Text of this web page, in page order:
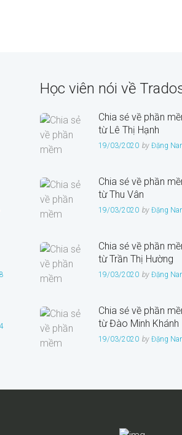
Học viên nói về
Chia sẻ về phần
từ Lê Thị Hạnh
19/03/2020 by Đặng
Chia sẻ về phần
từ Thu Vân
19/03/2020 by Đặng
Chia sẻ về phần
từ Trần Thị Hường
19/03/2020 by Đặng
Chia sẻ về phần
từ Đào Minh Khánh
19/03/2020 by Đặng